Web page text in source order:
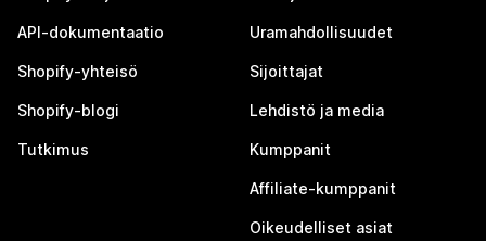
API-dokumentaatio
Shopify-yhteisö
Shopify-blogi
Tutkimus
Uramahdollisuudet
Sijoittajat
Lehdistö ja media
Kumppanit
Affiliate-kumppanit
Oikeudelliset asiat